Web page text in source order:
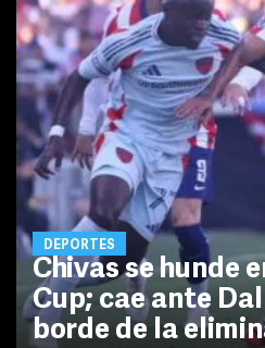
DEPORTES
Chivas se hunde
Cup; cae ante
borde de la